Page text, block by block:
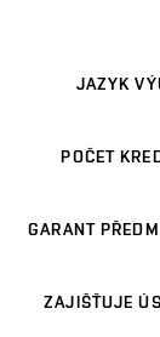
JAZYK
POČET
GARANT
ZAJIŠŤUJE